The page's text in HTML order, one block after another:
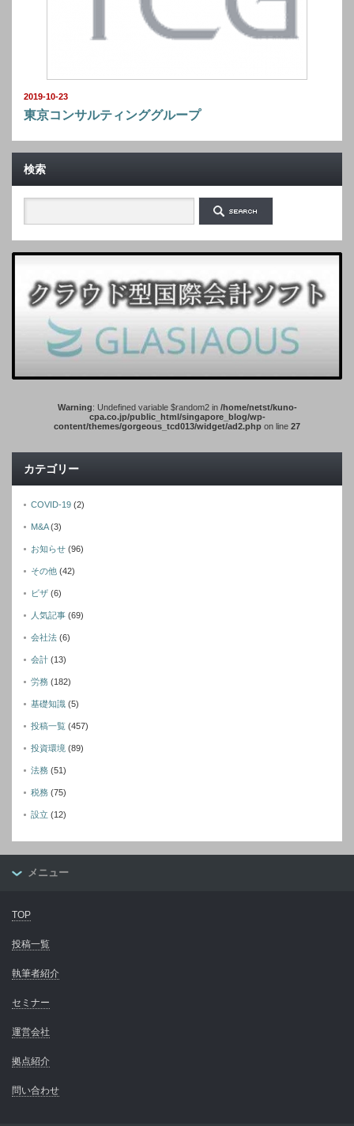
2019-10-23
東京コンサルティンググループ
検索
Warning: Undefined variable $random2 in /home/netst/kuno-
cpa.co.jp/public_html/singapore_blog/wp-
content/themes/gorgeous_tcd013/widget/ad2.php on line 27
カテゴリー
COVID-19 (2)
M&A(3)
お知らせ (96)
その他 (42)
ビザ (6)
人気記事 (69)
会社法 (6)
会計 (13)
労務 (182)
基礎知識 (5)
投稿一覧 (457)
投資環境 (89)
法務 (51)
税務 (75)
設立 (12)
メニュー
TOP
投稿一覧
執筆者紹介
セミナー
運営会社
拠点紹介
問い合わせ